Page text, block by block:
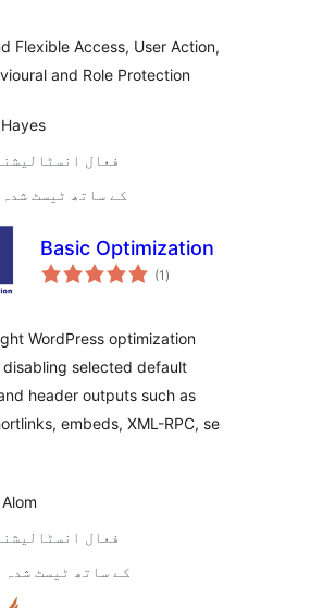
Flexible Access, User Action,
and Role Protection
10+ فعال
6.8.7 کے ساتھ ٹیسٹ شدہ
Basic Optimization
(1 مجموعی
درجہ
)
WordPress optimization
selected default
header outputs such as
embeds, XML-RPC, se
10+ فعال
6.9.6 کے ساتھ ٹیسٹ شدہ